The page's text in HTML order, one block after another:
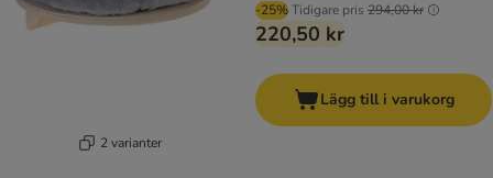
2 varianter
-25%Tidigare pris 294,00 kr
220,50 kr
Lägg till i varukorg